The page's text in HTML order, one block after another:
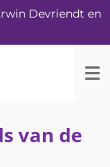
Devriendt en
van de